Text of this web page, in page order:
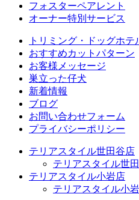
フォスターペアレント
オーナー特別サービス
トリミング・ドッグホテ
おすすめカットパターン
お客様メッセージ
巣立った仔犬
新着情報
ブログ
お問い合わせフォーム
プライバシーポリシー
テリアスタイル世田谷店
テリアスタイル世
テリアスタイル小岩店
テリアスタイル小